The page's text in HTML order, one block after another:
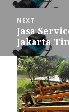
NEXT
Next
post:
Jasa
Jakarta